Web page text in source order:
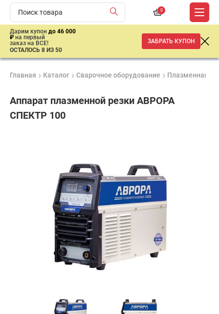
0
Дарим купон до 46 000
₽ на первый
заказ на ВСЕ!
ОСТАЛОСЬ 8 ИЗ 50
ЗАБРАТЬ КУПОН
Главная Каталог Сварочное оборудование Плазменная
Аппарат плазменной резки АВРОРА
СПЕКТР 100
средней
рыночной